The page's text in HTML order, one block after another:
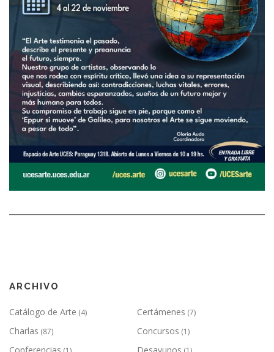
ARCHIVO
Catálogo de Arte (4) Certámenes (7)
Charlas (87) Concursos (1)